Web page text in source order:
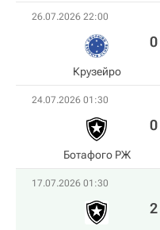
26.07.2026 22:00
Крузейро
0
24.07.2026 01:30
Ботафого РЖ
0
17.07.2026 01:30
2